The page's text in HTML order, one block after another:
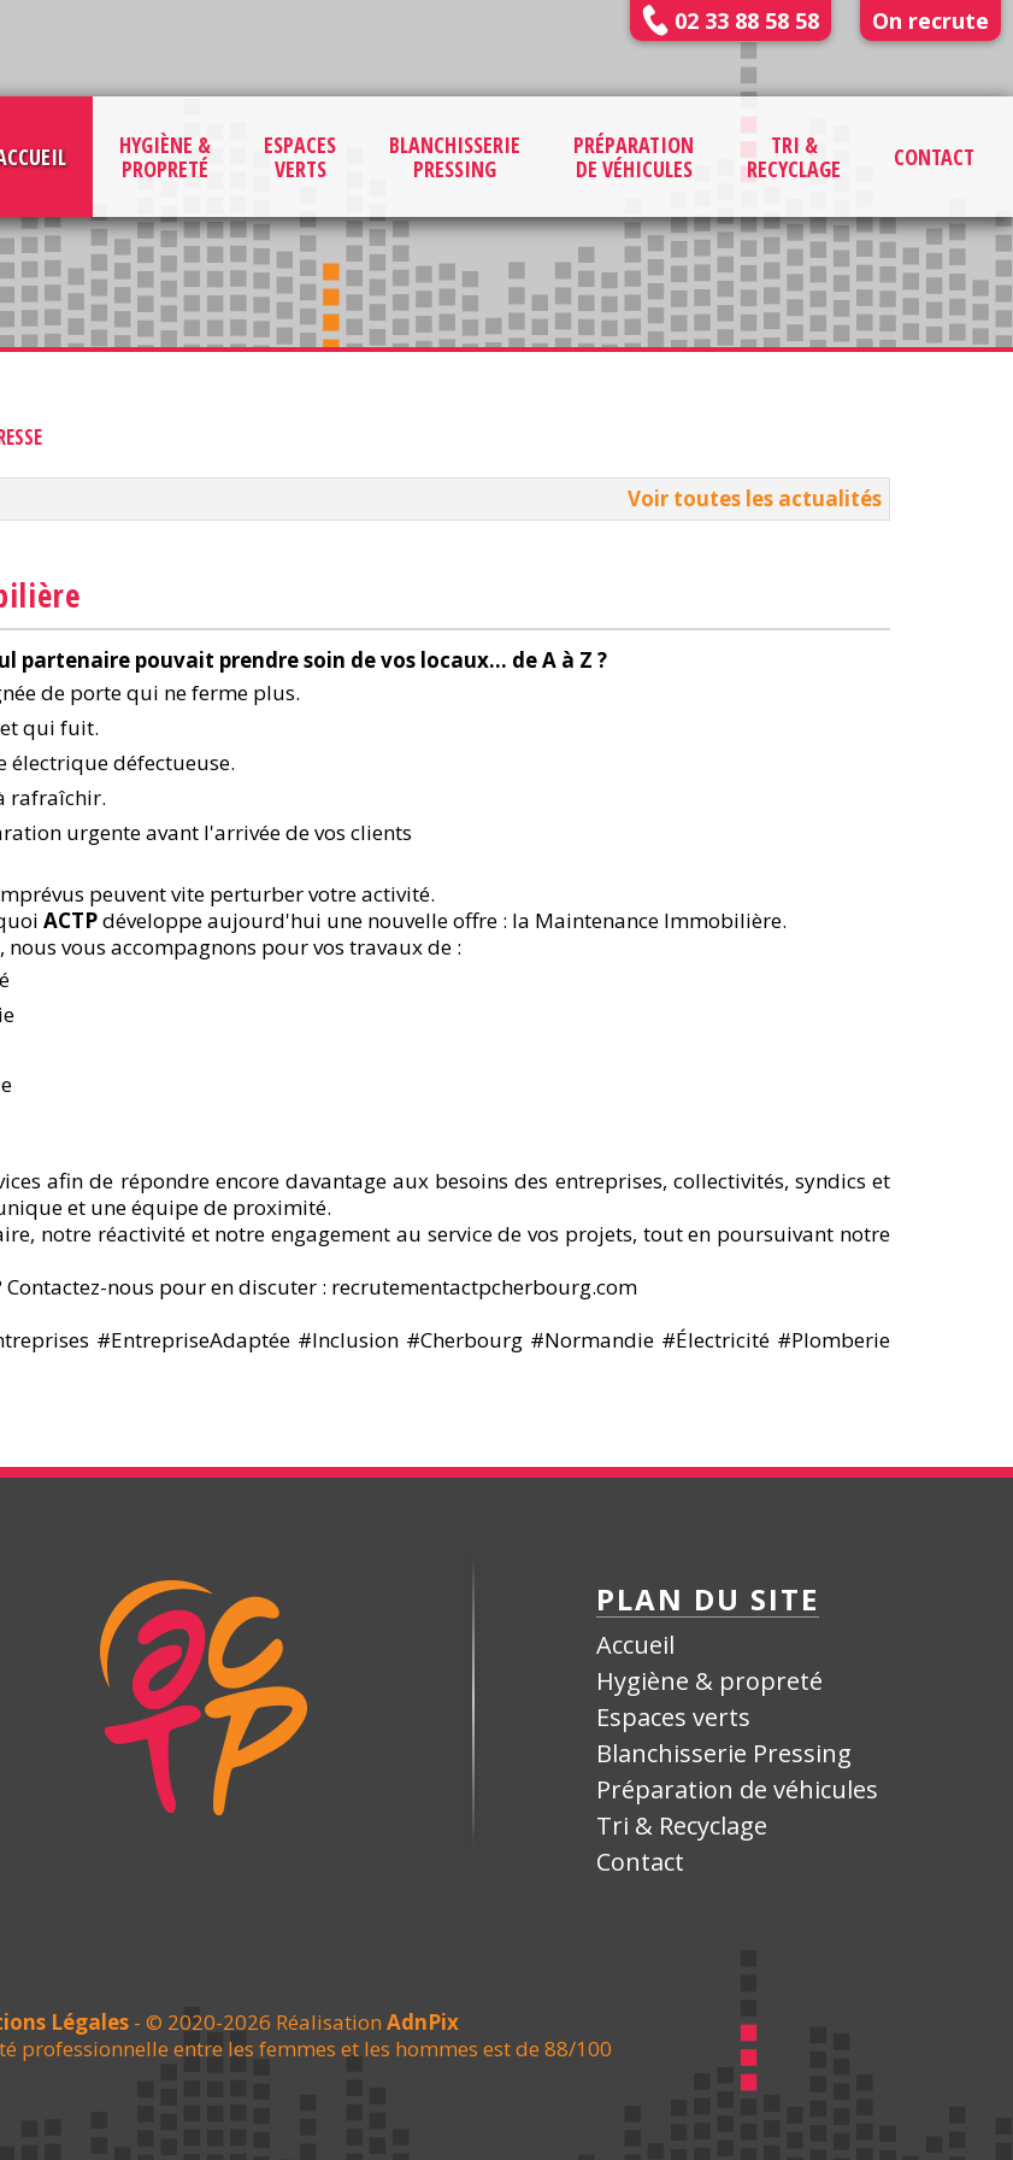
02 33 88 58 58 On recrute
HYGIÈNE &
PROPRETÉ
ESPACES
VERTS
BLANCHISSERIE
PRESSING
PRÉPARATION
DE VÉHICULES
TRI &
RECYCLAGE
CONTACT
Voir toutes les actualités
partenaire pouvait prendre soin de vos locaux… de A à Z ?
de porte qui ne ferme plus.
qui fuit.
électrique défectueuse.
rafraîchir.
urgente avant l'arrivée de vos clients
peuvent vite perturber votre activité.
ACTPdéveloppe aujourd'hui une nouvelle offre : la Maintenance Immobilière.
nous vous accompagnons pour vos travaux de :
afin de répondre encore davantage aux besoins des entreprises, collectivités, syndics et
et une équipe de proximité.
notre réactivité et notre engagement au service de vos projets, tout en poursuivant notre
nous pour en discuter : recrutementactpcherbourg.com
#EntrepriseAdaptée #Inclusion #Cherbourg #Normandie #Électricité #Plomberie
PLAN DU SITE
Accueil
Hygiène & propreté
Espaces verts
Blanchisserie Pressing
Préparation de véhicules
Tri & Recyclage
Contact
Légales - © 2020-2026 Réalisation AdnPix
professionnelle entre les femmes et les hommes est de 88/100